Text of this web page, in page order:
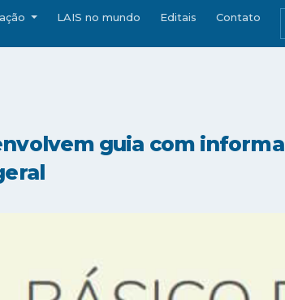
LAIS no mundo Editais Contato
guia com